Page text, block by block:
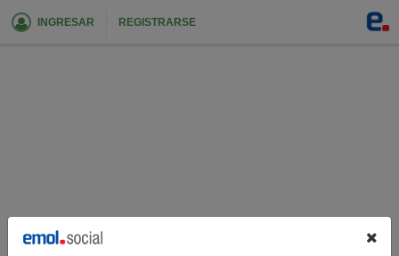
INGRESAR REGISTRARSE